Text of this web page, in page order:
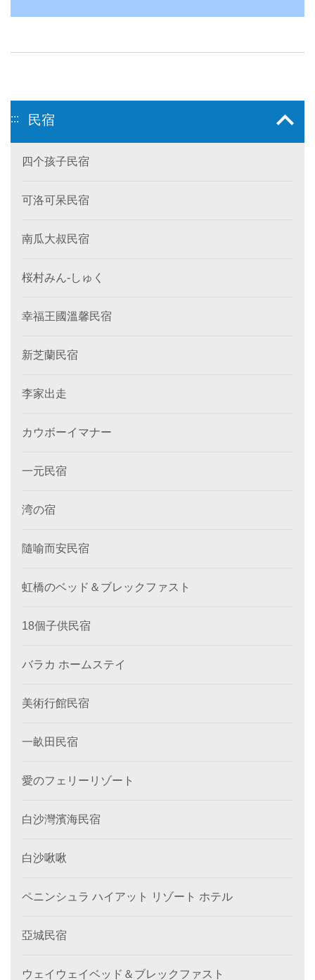
::: 民宿
四个孩子民宿
可洛可呆民宿
南瓜大叔民宿
桜村みん‐しゅく
幸福王國溫馨民宿
新芝蘭民宿
李家出走
カウボーイマナー
一元民宿
湾の宿
隨喻而安民宿
虹橋のベッド＆ブレックファスト
18個子供民宿
バラカ ホームステイ
美術行館民宿
一畝田民宿
愛のフェリーリゾート
白沙灣濱海民宿
白沙啾啾
ペニンシュラ ハイアット リゾート ホテル
亞城民宿
ウェイウェイベッド＆ブレックファスト